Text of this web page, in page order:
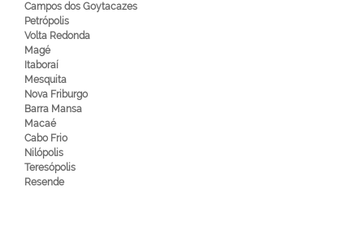
Campos dos Goytacazes
Petrópolis
Volta Redonda
Magé
Itaboraí
Mesquita
Nova Friburgo
Barra Mansa
Macaé
Cabo Frio
Nilópolis
Teresópolis
Resende